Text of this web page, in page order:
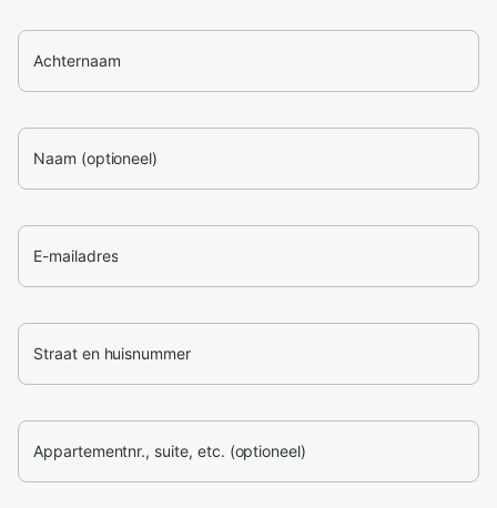
Achternaam
Naam (optioneel)
E-mailadres
Straat en huisnummer
Appartementnr., suite, etc. (optioneel)